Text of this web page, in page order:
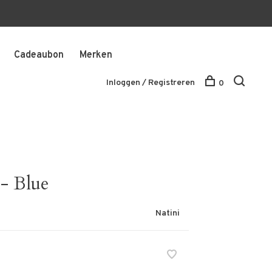
Cadeaubon Merken
Inloggen / Registreren 0
Blue
Natini